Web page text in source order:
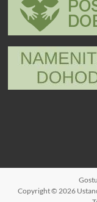
Copyright © 2026